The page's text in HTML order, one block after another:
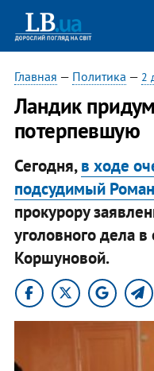
Главная — Политика — 2
Ландик
потерпевшую
Сегодня,в ходе
подсудимый
прокурору
уголовного дела
Коршуновой.